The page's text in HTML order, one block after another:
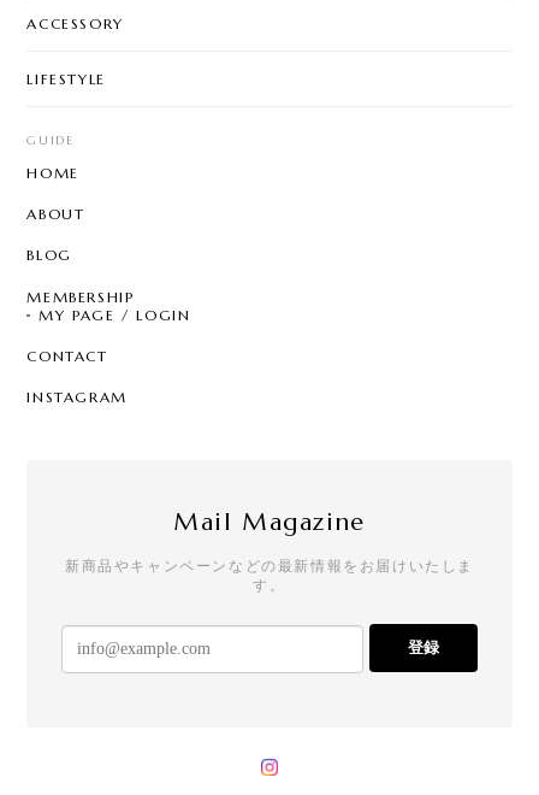
ACCESSORY
LIFESTYLE
GUIDE
HOME
ABOUT
BLOG
MEMBERSHIP
MY PAGE / LOGIN
CONTACT
INSTAGRAM
Mail Magazine
新商品やキャンペーンなどの最新情報をお届けいたしま
す。
登録